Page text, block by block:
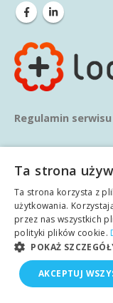
Regulamin serwisu
© copyright 2020.
Realizacje
Ta strona
Ta strona korzysta z
użytkowania.
przez nas wszystkich
polityki plików cookie.
POKAŻ
AKCEPTUJ